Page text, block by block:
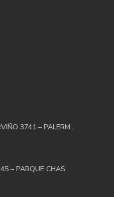
3741 – PALERM...
– PARQUE CHAS